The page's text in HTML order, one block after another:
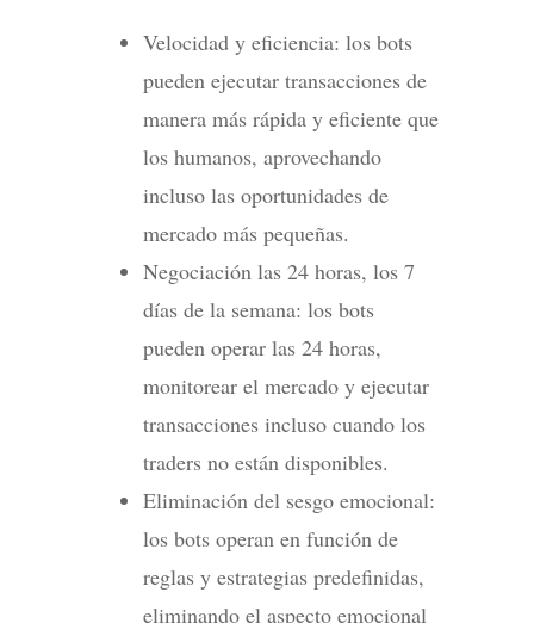
Velocidad y eficiencia: los bots
pueden ejecutar transacciones de
manera más rápida y eficiente que
los humanos, aprovechando
incluso las oportunidades de
mercado más pequeñas.
Negociación las 24 horas, los 7
días de la semana: los bots
pueden operar las 24 horas,
monitorear el mercado y ejecutar
transacciones incluso cuando los
traders no están disponibles.
Eliminación del sesgo emocional:
los bots operan en función de
reglas y estrategias predefinidas,
eliminando el aspecto emocional